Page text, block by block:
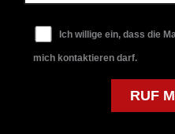
Ich willige ein, dass die
mich kontaktieren darf.
Bitte lasse dieses